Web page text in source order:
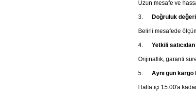
Uzun mesafe ve
3. Doğruluk
Belirli mesafede
4. Yetkili
Orijinallik, garanti
5. Aynı gün
Hafta içi 15:00'a